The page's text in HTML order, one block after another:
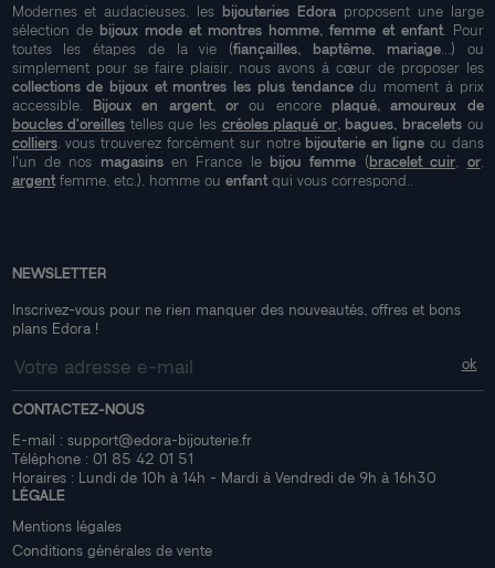
Modernes et audacieuses, les bijouteries Edoraproposent une large
sélection de bijoux mode et montres homme, femme et enfant. Pour
toutes les étapes de la vie (fiançailles, baptême, mariage...) ou
simplement pour se faire plaisir, nous avons à cœur de proposer les
collections de bijoux et montres les plus tendancedu moment à prix
accessible. Bijoux en argent, orou encore plaqué, amoureux de
boucles d'oreilles telles que les créoles plaqué or, bagues, braceletsou
colliers, vous trouverez forcément sur notre bijouterie en ligne ou dans
l'un de nos magasinsen France le bijou femme (bracelet cuir or,
argentfemme, etc.), homme ou enfantqui vous correspond..
NEWSLETTER
Inscrivez-vous pour ne rien manquer des nouveautés, offres et bons
plans Edora !
CONTACTEZ-NOUS
E-mail : support@edora-bijouterie.fr
Téléphone : 01 85 42 01 51
Horaires : Lundi de 10h à 14h - Mardi à Vendredi de 9h à 16h30
LÉGALE
Mentions légales
Conditions générales de vente